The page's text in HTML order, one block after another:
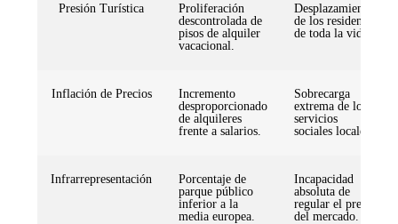
Presión Turística
Proliferación
descontrolada de
pisos de alquiler
vacacional.
Desplazamiento
de los residentes
de toda la vida.
Inflación de Precios
Incremento
desproporcionado
de alquileres
frente a salarios.
Sobrecarga
extrema de los
servicios
sociales locales.
Infrarrepresentación
Porcentaje de
parque público
inferior a la
media europea.
Incapacidad
absoluta de
regular el precio
del mercado.